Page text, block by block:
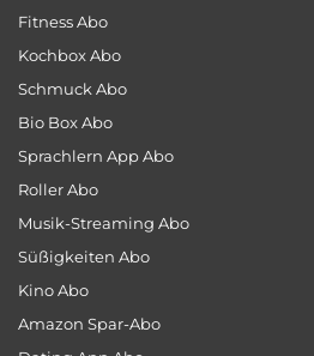
Fitness Abo
Kochbox Abo
Schmuck Abo
Bio Box Abo
Sprachlern App Abo
Roller Abo
Musik-Streaming Abo
Süßigkeiten Abo
Kino Abo
Amazon Spar-Abo